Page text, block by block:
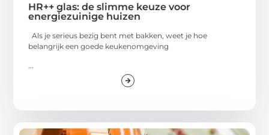
HR++ glas: de slimme keuze voor
energiezuinige huizen
Als je serieus bezig bent met bakken, weet je hoe
belangrijk een goede keukenomgeving
...